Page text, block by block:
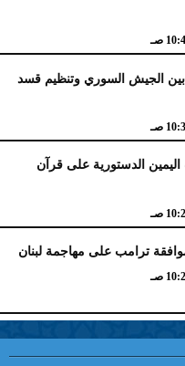
صـ
بين الجيش السوري وتنظيم قسد
صـ
الدستورية على قرآن
صـ
ترامب على مهاجمة لبنان
صـ